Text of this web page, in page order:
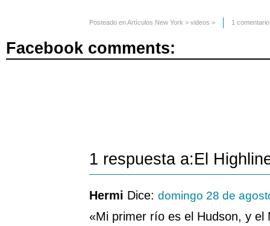
Posteado enArtículos New York > videos > 1
Facebook comments:
1 respuesta a:El
Hermi Dice: domingo 28 de
«Mi primer río es el Hudson, y el